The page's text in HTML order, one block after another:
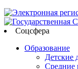
Соцсфера
Образование
Детские
Средние